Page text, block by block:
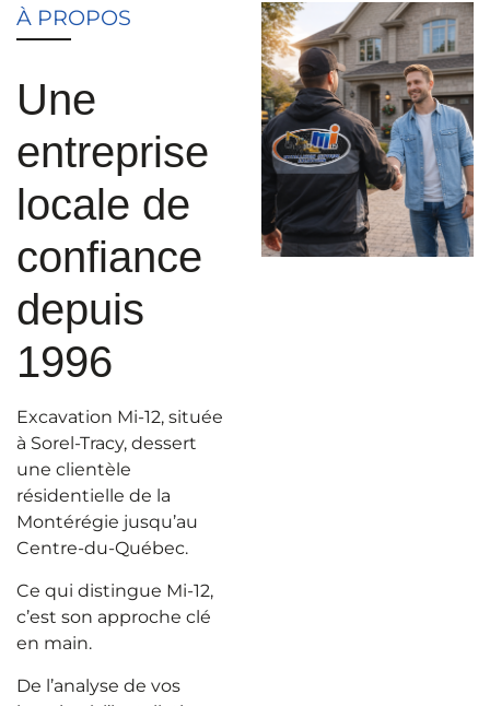
À PROPOS
Une
entreprise
locale de
confiance
depuis
1996
Excavation Mi-12, située
à Sorel-Tracy, dessert
une clientèle
résidentielle de la
Montérégie jusqu’au
Centre-du-Québec.
Ce qui distingue Mi-12,
c’est son approche clé
en main.
De l’analyse de vos